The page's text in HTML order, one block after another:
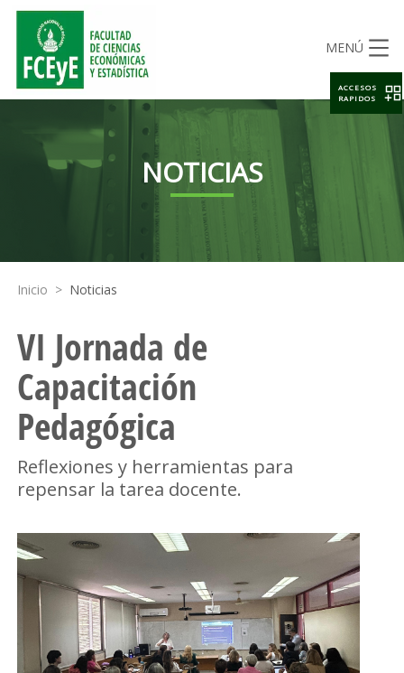
MENÚ
NOTICIAS
Inicio > Noticias
VI Jornada de
Capacitación
Pedagógica
Reflexiones y herramientas para
repensar la tarea docente.
ACCESOS
RAPIDOS